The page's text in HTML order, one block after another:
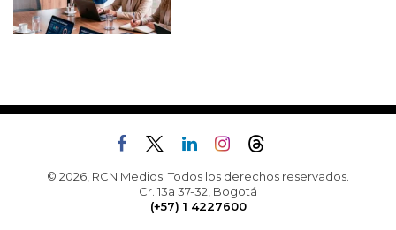
© 2026, RCN Medios. Todos los derechos reservados.
Cr. 13a 37-32, Bogotá
(+57) 1 4227600